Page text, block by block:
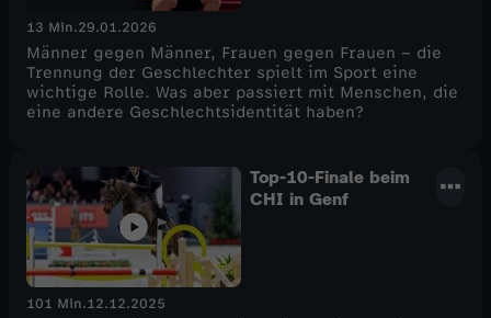
13 Min.29.01.2026
Männer gegen Männer, Frauen gegen Frauen – die
Trennung der Geschlechter spielt im Sport eine
wichtige Rolle. Was aber passiert mit Menschen, die
eine andere Geschlechtsidentität haben?
Top-10-Finale beim
CHI in Genf
101 Min.12.12.2025